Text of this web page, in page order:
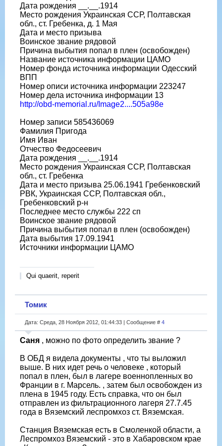
Дата рождения __.__.1914
Место рождения Украинская ССР, Полтавская
обл., ст. Гребенка, д. 1 Мая
Дата и место призыва
Воинское звание рядовой
Причина выбытия попал в плен (освобожден)
Название источника информации ЦАМО
Номер фонда источника информации Одесский
ВПП
Номер описи источника информации 223247
Номер дела источника информации 13
http://obd-memorial.ru/Image2....505a98e
Номер записи 585436069
Фамилия Пригода
Имя Иван
Отчество Федосеевич
Дата рождения __.__.1914
Место рождения Украинская ССР, Полтавская
обл., ст. Гребенка
Дата и место призыва 25.06.1941 Гребенковский
РВК, Украинская ССР, Полтавская обл.,
Гребенковский р-н
Последнее место службы 222 сп
Воинское звание рядовой
Причина выбытия попал в плен (освобожден)
Дата выбытия 17.09.1941
Источники информации ЦАМО
Qui quaerit, reperit
Томик
Дата: Среда, 28 Ноября 2012, 01:44:33 | Сообщение # 4
Саня , можно по фото определить звание ?
В ОБД я видела документы , что ты выложил
выше. В них идет речь о человеке , который
попал в плен, был в лагере военнопленных во
Франции в г. Марсель. , затем был освобожден из
плена в 1945 году. Есть справка, что он был
отправлен из фильтрационного лагеря 27.7.45
года в Вяземский леспромхоз ст. Вяземская.
Станция Вяземская есть в Смоленкой области, а
Леспромхоз Вяземский - это в Хабаровском крае